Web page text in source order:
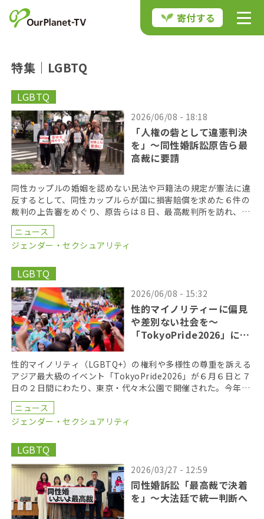
寄付する
特集｜LGBTQ
LGBTQ
2026/06/08 - 18:18
「人権の砦として違憲判決
を」〜同性婚訴訟原告ら最
高裁に要請
同性カップルの婚姻を認めない民法や戸籍法の規定が憲法に違
反するとして、同性カップルらが国に損害賠償を求めた６件の
裁判の上告審をめぐり、原告らは８日、最高裁判所を訪れ、違
憲判決を出すよう求める署名を提出した。 原告らは最高 […]
ニュース
ジェンダー・セクシュアリティ
LGBTQ
2026/06/08 - 15:32
性的マイノリティーに偏見
や差別ない社会を〜
「TokyoPride2026」に２
性的マイノリティ（LGBTQ+）の権利や多様性の尊重を訴える
アジア最大級のイベント「TokyoPride2026」が６月６日と７
日の２日間にわたり、東京・代々木公園で開催された。今年の
テーマは、「多様性と平等がひらく未来 […]
ニュース
ジェンダー・セクシュアリティ
LGBTQ
2026/03/27 - 12:59
同性婚訴訟「最高裁で決着
を」〜大法廷で統一判断へ